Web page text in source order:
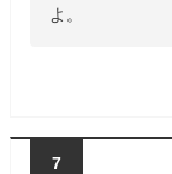
よ。
7